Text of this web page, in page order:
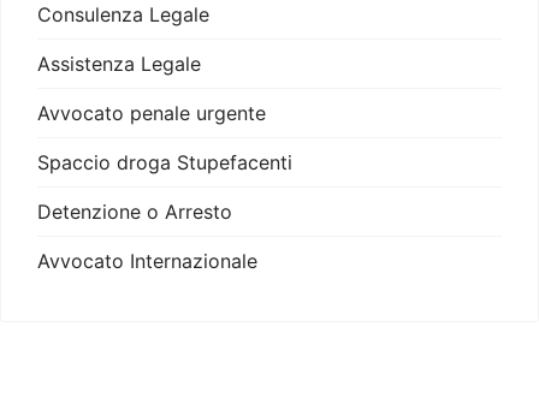
Consulenza Legale
Assistenza Legale
Avvocato penale urgente
Spaccio droga Stupefacenti
Detenzione o Arresto
Avvocato Internazionale